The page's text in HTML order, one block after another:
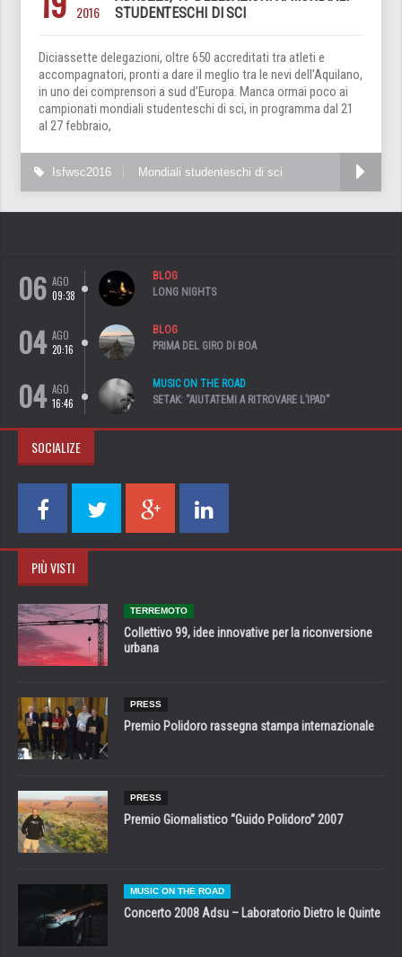
2016
STUDENTESCHI DI SCI
Diciassette delegazioni, oltre 650 accreditati tra atleti e
accompagnatori, pronti a dare il meglio tra le nevi dell’Aquilano,
in uno dei comprensori a sud d’Europa. Manca ormai poco ai
campionati mondiali studenteschi di sci, in programma dal 21
al 27 febbraio,
Isfwsc2016 Mondiali studenteschi di sci
06 AGO
09:38
BLOG
LONG NIGHTS
04 AGO
20:16
BLOG
PRIMA DEL GIRO DI BOA
04 AGO
16:46
MUSIC ON THE ROAD
SETAK: “AIUTATEMI A RITROVARE L’IPAD”
SOCIALIZE
PIÙ VISTI
TERREMOTO
Collettivo 99, idee innovative per la riconversione
urbana
PRESS
Premio Polidoro rassegna stampa internazionale
PRESS
Premio Giornalistico “Guido Polidoro” 2007
MUSIC ON THE ROAD
Concerto 2008 Adsu – Laboratorio Dietro le Quinte